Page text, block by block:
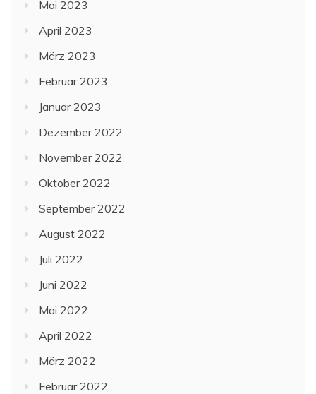
Mai 2023
April 2023
März 2023
Februar 2023
Januar 2023
Dezember 2022
November 2022
Oktober 2022
September 2022
August 2022
Juli 2022
Juni 2022
Mai 2022
April 2022
März 2022
Februar 2022